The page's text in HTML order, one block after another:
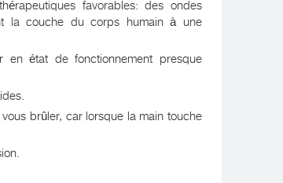
favorables: des ondes
la couche du corps humain à une
état de fonctionnement presque
brûler, car lorsque la main touche